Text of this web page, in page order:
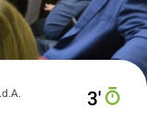
3′